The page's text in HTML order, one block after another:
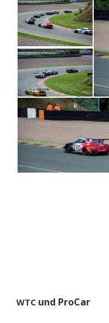
WTC und ProCar